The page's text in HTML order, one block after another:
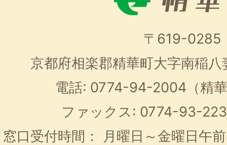
〒619-0285
京都府相楽郡精華町大字南稲
電話: 0774-94-2004（精
ファックス: 0774-93-
窓口受付時間：
月曜日～金曜日午